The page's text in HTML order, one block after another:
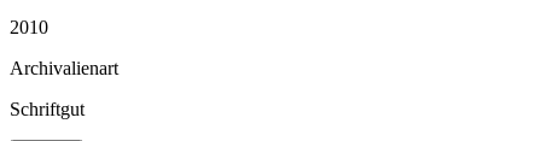
2010
Archivalienart
Schriftgut